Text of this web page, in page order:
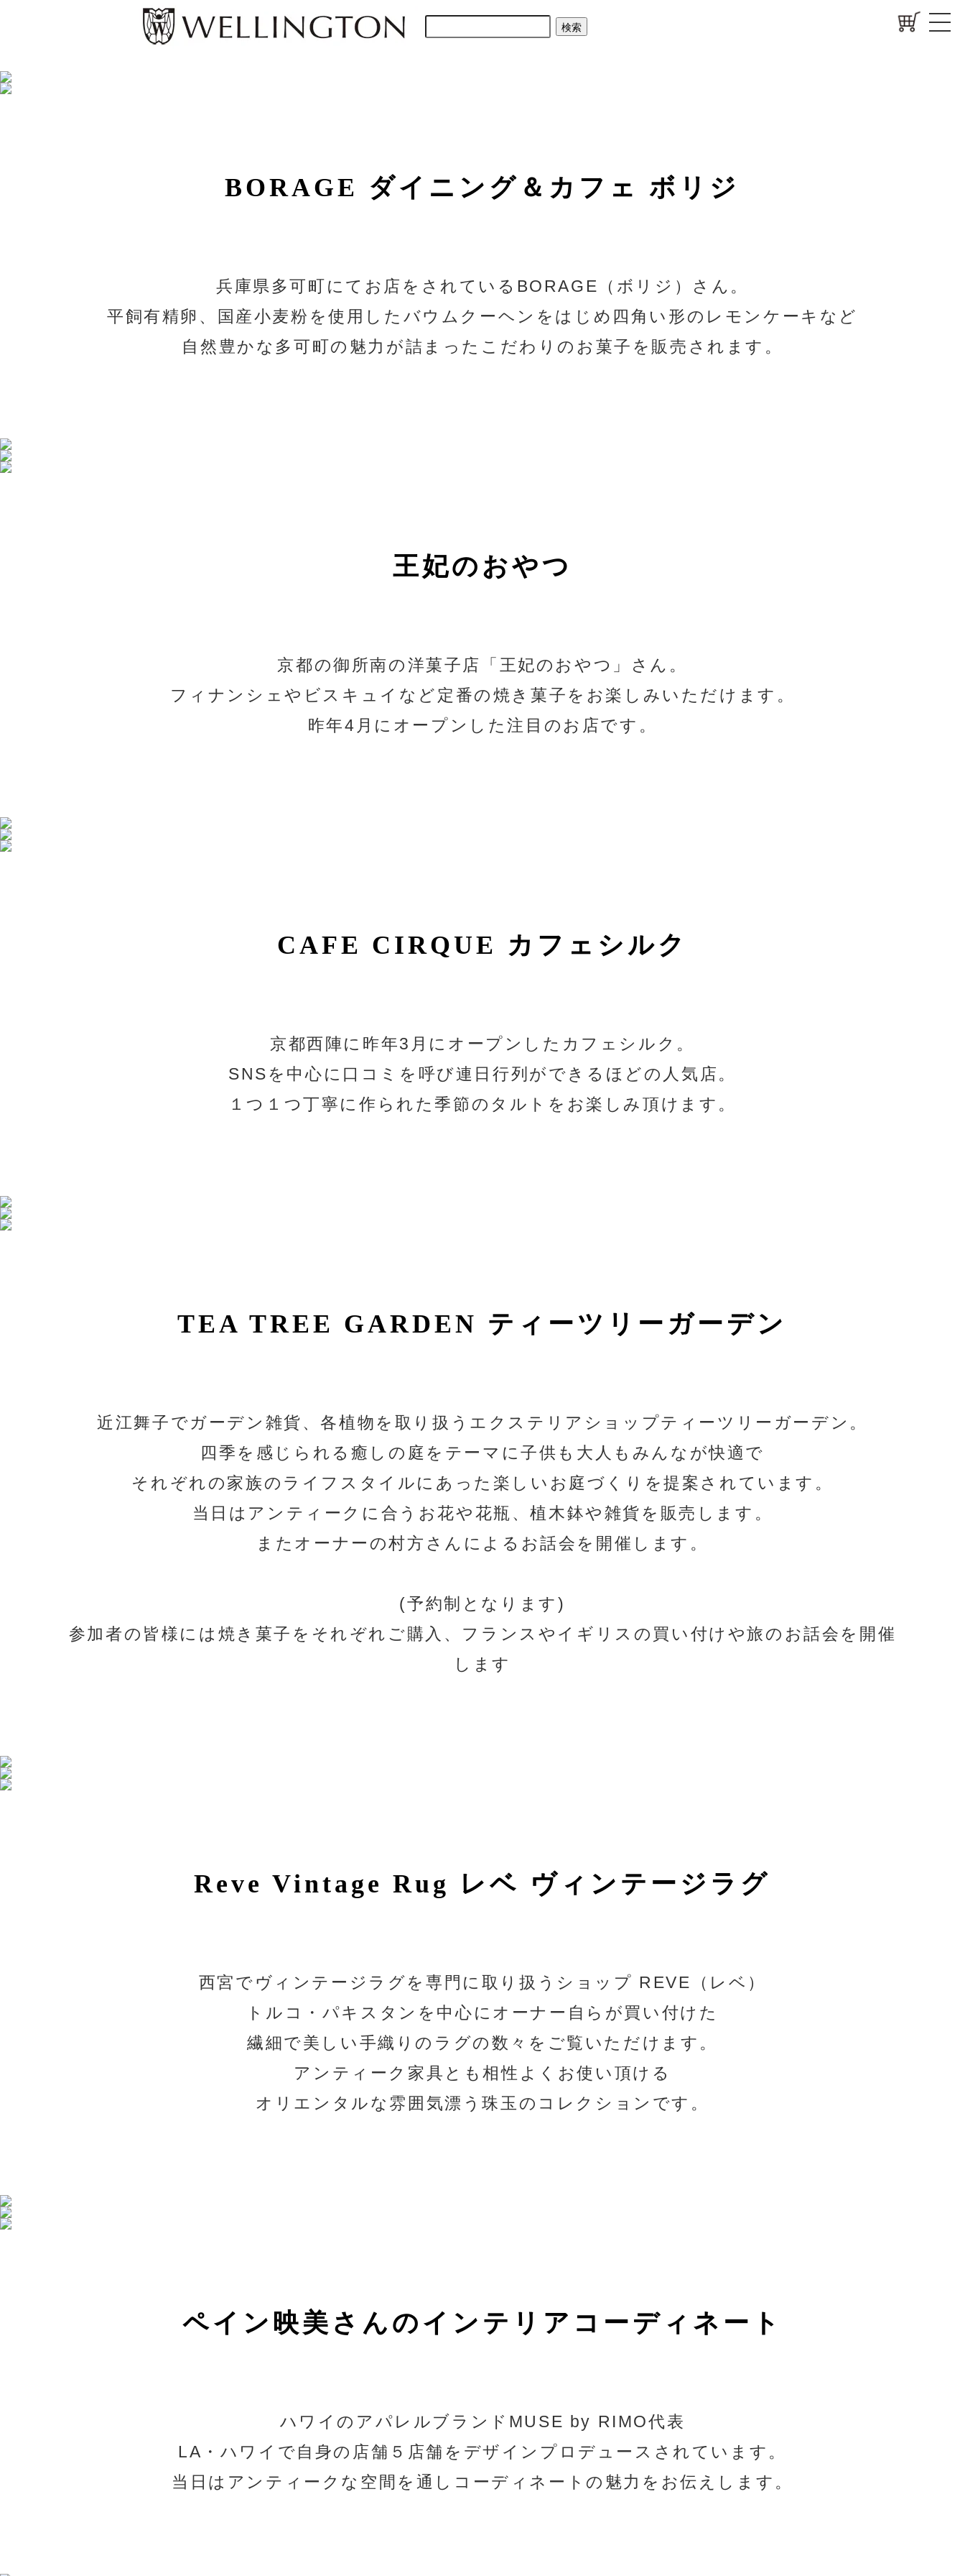
BORAGE ダイニング＆カフェ ボリジ
兵庫県多可町にてお店をされているBORAGE（ボリジ）さん。
平飼有精卵、国産小麦粉を使用したバウムクーヘンをはじめ四角い形のレモンケーキなど
自然豊かな多可町の魅力が詰まったこだわりのお菓子を販売されます。
王妃のおやつ
京都の御所南の洋菓子店「王妃のおやつ」さん。
フィナンシェやビスキュイなど定番の焼き菓子をお楽しみいただけます。
昨年4月にオープンした注目のお店です。
CAFE CIRQUE カフェシルク
京都西陣に昨年3月にオープンしたカフェシルク。
SNSを中心に口コミを呼び連日行列ができるほどの人気店。
１つ１つ丁寧に作られた季節のタルトをお楽しみ頂けます。
TEA TREE GARDEN ティーツリーガーデン
近江舞子でガーデン雑貨、各植物を取り扱うエクステリアショップティーツリーガーデン。
四季を感じられる癒しの庭をテーマに子供も大人もみんなが快適で
それぞれの家族のライフスタイルにあった楽しいお庭づくりを提案されています。
当日はアンティークに合うお花や花瓶、植木鉢や雑貨を販売します。
またオーナーの村方さんによるお話会を開催します。
(予約制となります)
参加者の皆様には焼き菓子をそれぞれご購入、フランスやイギリスの買い付けや旅のお話会を開催
します
Reve Vintage Rug レベ ヴィンテージラグ
西宮でヴィンテージラグを専門に取り扱うショップ REVE（レベ）
トルコ・パキスタンを中心にオーナー自らが買い付けた
繊細で美しい手織りのラグの数々をご覧いただけます。
アンティーク家具とも相性よくお使い頂ける
オリエンタルな雰囲気漂う珠玉のコレクションです。
ペイン映美さんの インテリアコーディネート
ハワイのアパレルブランドMUSE by RIMO代表
LA・ハワイで自身の店舗５店舗をデザインプロデュースされています。
当日はアンティークな空間を通しコーディネートの魅力をお伝えします。